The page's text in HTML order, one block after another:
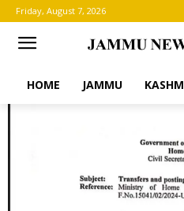
Friday, August 7, 2026
HOME JAMMU